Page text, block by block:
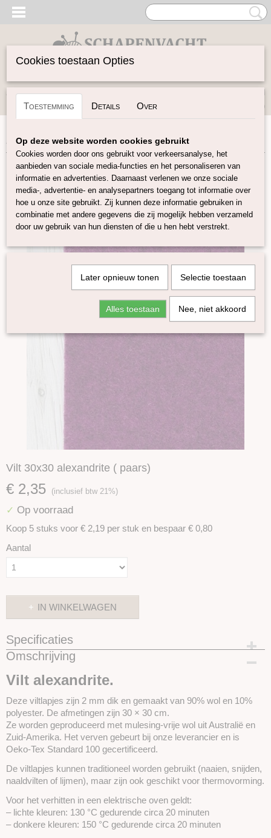
Inloggen Registreren
(0)
Home>Vilten>Vilt 30x30>Vilt 30x30 alexandrite ( paars)
Vilt 30x30 alexandrite ( paars)
€ 2,35 (inclusief btw 21%)
✓ Op voorraad
Koop 5 stuks voor € 2,19 per stuk en bespaar € 0,80
Aantal
IN WINKELWAGEN
Specificaties
Productcode
Omschrijving
Vilt alexandrite.
Deze viltlapjes zijn 2 mm dik en gemaakt van 90% wol en 10%
polyester. De afmetingen zijn 30 × 30 cm.
Ze worden geproduceerd met mulesing-vrije wol uit Australië en
Zuid-Amerika. Het verven gebeurt bij onze leverancier en is
Oeko-Tex Standard 100 gecertificeerd.
De viltlapjes kunnen traditioneel worden gebruikt (naaien, snijden,
naaldvilten of lijmen), maar zijn ook geschikt voor thermovorming.
Voor het verhitten in een elektrische oven geldt:
– lichte kleuren: 130 °C gedurende circa 20 minuten
– donkere kleuren: 150 °C gedurende circa 20 minuten
Cookies toestaan Opties
Toestemming Details Over
Op deze website worden cookies gebruikt
Cookies worden door ons gebruikt voor verkeersanalyse, het
aanbieden van sociale media-functies en het personaliseren van
informatie en advertenties. Daarnaast verlenen we onze sociale
media-, advertentie- en analysepartners toegang tot informatie over
hoe u onze site gebruikt. Zij kunnen deze informatie gebruiken in
combinatie met andere gegevens die zij mogelijk hebben verzameld
door uw gebruik van hun diensten of die u hen hebt verstrekt.
Later opnieuw tonen Selectie toestaan
Alles toestaan Nee, niet akkoord